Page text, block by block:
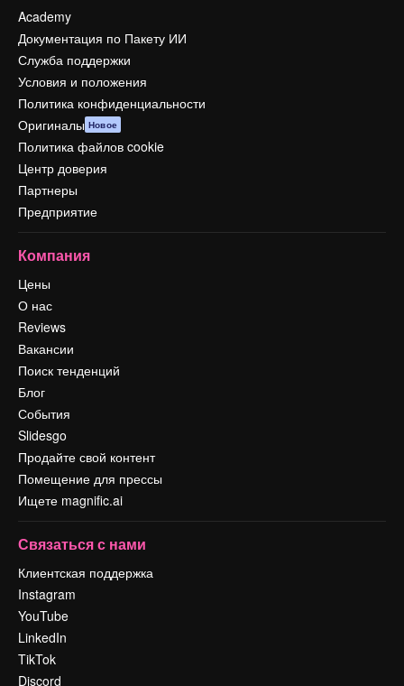
Academy
Документация по Пакету ИИ
Служба поддержки
Условия и положения
Политика конфиденциальности
Оригиналы Новое
Политика файлов cookie
Центр доверия
Партнеры
Предприятие
Компания
Цены
О нас
Reviews
Вакансии
Поиск тенденций
Блог
События
Slidesgo
Продайте свой контент
Помещение для прессы
Ищете magnific.ai
Связаться с нами
Клиентская поддержка
Instagram
YouTube
LinkedIn
TikTok
Discord